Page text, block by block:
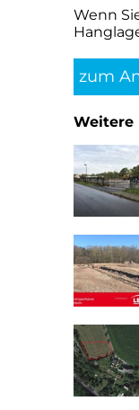
Wenn
zum
Weitere